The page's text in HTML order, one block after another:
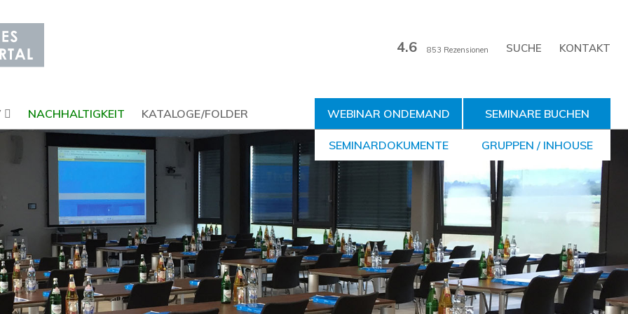
KONTAKT
4.6 853 Rezensionen
NACHHALTIGKEIT KATALOGE/FOLDER WEBINAR ONDEMAND
SEMINARDOKUMENTE
SEMINARE BUCHEN
GRUPPEN / INHOUSE